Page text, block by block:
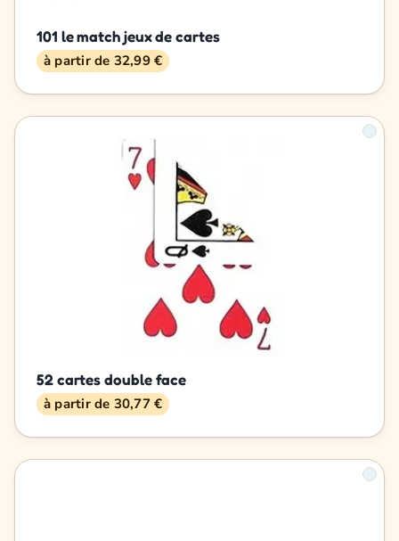
101 le match jeux de cartes
à partir de 32,99 €
52 cartes double face
à partir de 30,77 €